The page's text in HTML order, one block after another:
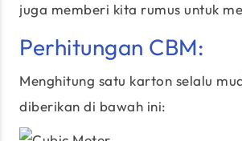
juga memberi kita rumus untuk
Perhitungan CBM:
Menghitung satu karton selalu
diberikan di bawah ini: